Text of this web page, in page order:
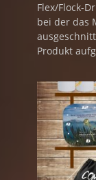
Flex/Flock-
bei der das
Produkt